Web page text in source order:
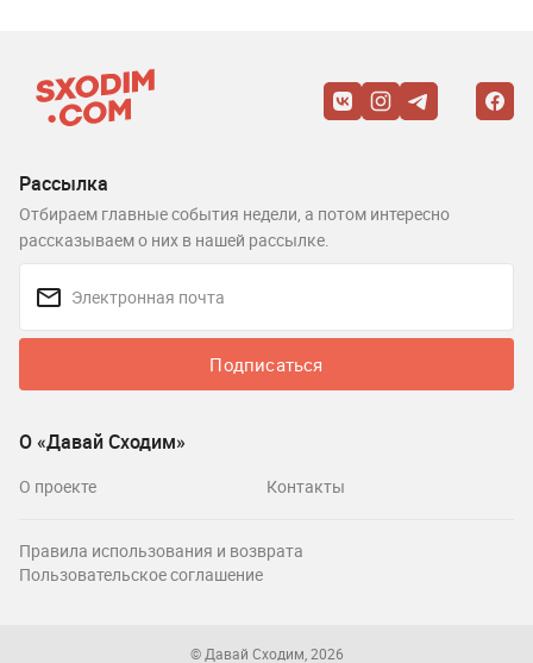
Рассылка
Отбираем главные события недели, а потом интересно
рассказываем о них в нашей рассылке.
Подписаться
О «Давай Сходим»
О проекте Контакты
Правила использования и возврата
Пользовательское соглашение
© Давай Сходим, 2026